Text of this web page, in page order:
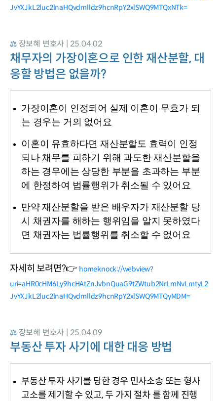
JvYXJkL2luc2lnaHQvdmlldz9hcnRpY2xlSWQ9MTQxNTk=
⚖️ 장보혜 변호사 | 25.04.02
채무자의 가장이혼으로 인한 재산분할, 대
응할 방법은 없을까?
가장이혼이 인정되어 실제 이혼이 무효가 되
는 경우는 거의 없어요
이혼이 유효하다면 재산분할도 효력이 인정
되나 채무를 피하기 위해 과도한 재산분할을
하는 경우에는 상당한 부분을 초과하는 부분
에 한정하여 법률행위가 취소될 수 있어요
만약 재산분할을 받은 배우자가 재산분할 당
시 채권자를 해하는 행위임을 알지 못하였다
면 채권자는 법률행위를 취소할 수 없어요
자세히 보려면?👉 homeknock://webview?
uri=aHR0cHM6Ly9hcHAtZnJvbnQuaG9tZWtub2NrLmNvLmtyL2
JvYXJkL2luc2lnaHQvdmlldz9hcnRpY2xlSWQ9MTQyMDM=
⚖️ 장보혜 변호사 | 25.04.09
부동산 투자 사기에 대한 대응 방법
부동산 투자 사기를 당한 경우 민사소송 또는 형사
고소를 제기할 수 있고, 두 가지 절차 를 함께 진행